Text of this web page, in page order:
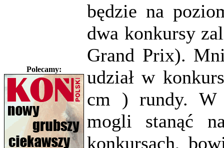
Polecamy:
będzie na
dwa konkursy
Grand Prix).
udział w
cm ) rundy. W
mogli stanąć
konkursach,